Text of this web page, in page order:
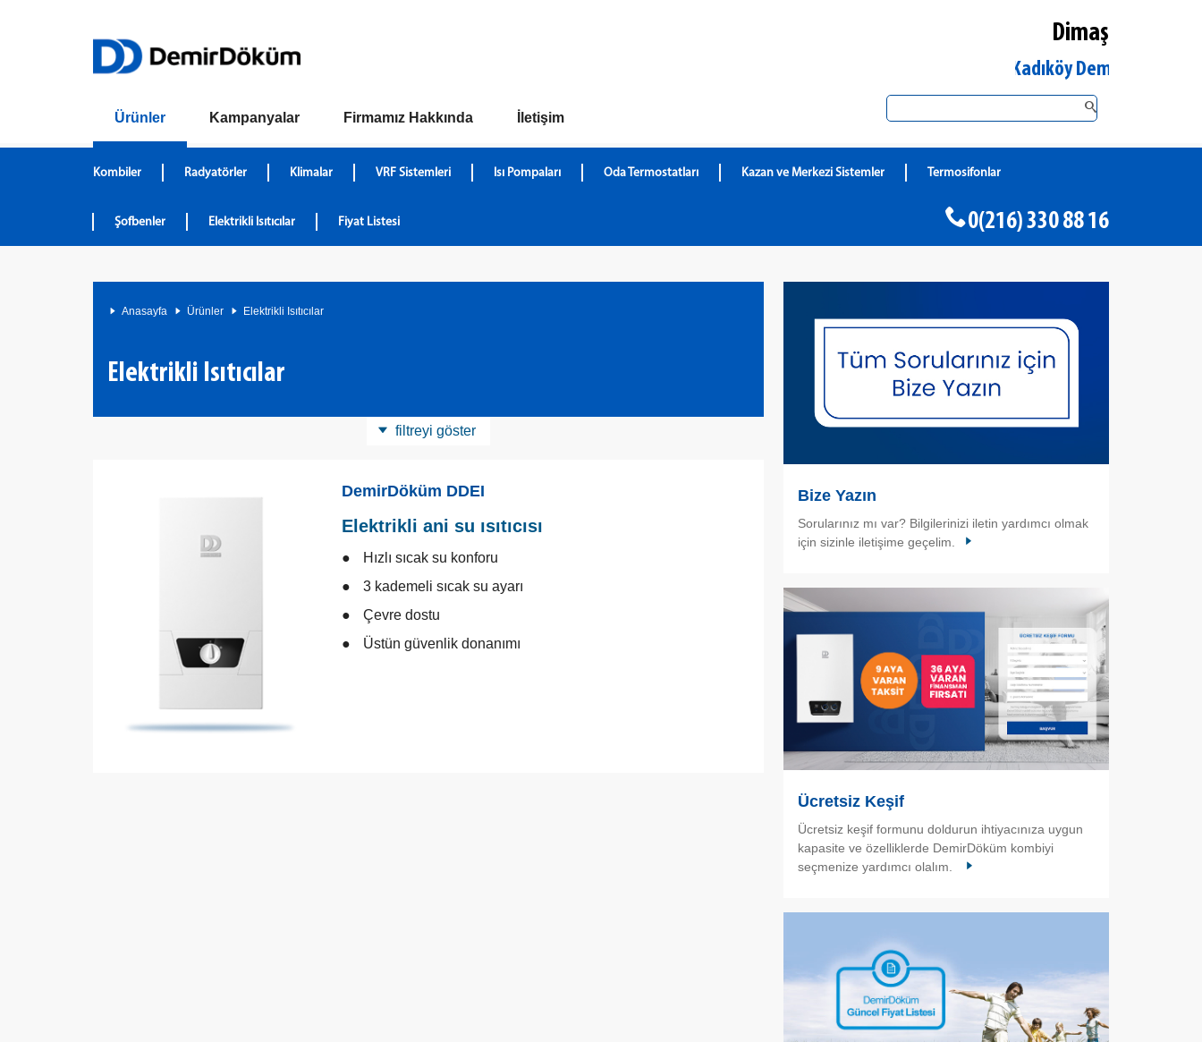
Dimaş
İstanbul Kadıköy DemirDöküm Yetkili
Ürünler
Kombiler Radyatörler Klimalar VRF Sistemleri Isı Pompaları Oda Termostatları Kazan ve Merkezi Sistemler Termosifonlar
Şofbenler Elektrikli Isıtıcılar Fiyat Listesi 0(216) 330 88 16
Kampanyalar Firmamız Hakkında İletişim
Anasayfa Ürünler Elektrikli Isıtıcılar
Elektrikli Isıtıcılar
filtreyi göster
DemirDöküm DDEI
Elektrikli ani su ısıtıcısı
Hızlı sıcak su konforu
3 kademeli sıcak su ayarı
Çevre dostu
Üstün güvenlik donanımı
Bize Yazın
Sorularınız mı var? Bilgilerinizi iletin yardımcı olmak
için sizinle iletişime geçelim.
Ücretsiz Keşif
Ücretsiz keşif formunu doldurun ihtiyacınıza uygun
kapasite ve özelliklerde DemirDöküm kombiyi
seçmenize yardımcı olalım.